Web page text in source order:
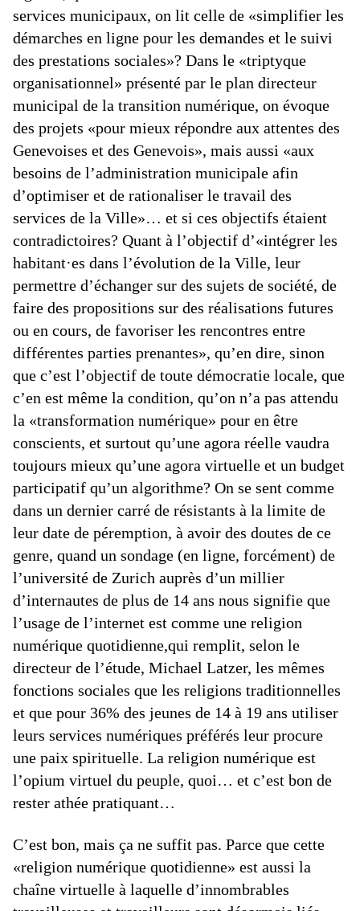
services municipaux, on lit celle de «simplifier les
démarches en ligne pour les demandes et le suivi
des prestations sociales»? Dans le «triptyque
organisationnel» présenté par le plan directeur
municipal de la transition numérique, on évoque
des projets «pour mieux répondre aux attentes des
Genevoises et des Genevois», mais aussi «aux
besoins de l’administration municipale afin
d’optimiser et de rationaliser le travail des
services de la Ville»… et si ces objectifs étaient
contradictoires? Quant à l’objectif d’«intégrer les
habitant·es dans l’évolution de la Ville, leur
permettre d’échanger sur des sujets de société, de
faire des propositions sur des réalisations futures
ou en cours, de favoriser les rencontres entre
différentes parties prenantes», qu’en dire, sinon
que c’est l’objectif de toute démocratie locale, que
c’en est même la condition, qu’on n’a pas attendu
la «transformation numérique» pour en être
conscients, et surtout qu’une agora réelle vaudra
toujours mieux qu’une agora virtuelle et un budget
participatif qu’un algorithme? On se sent comme
dans un dernier carré de résistants à la limite de
leur date de péremption, à avoir des doutes de ce
genre, quand un sondage (en ligne, forcément) de
l’université de Zurich auprès d’un millier
d’internautes de plus de 14 ans nous signifie que
l’usage de l’internet est comme une religion
numérique quotidienne,qui remplit, selon le
directeur de l’étude, Michael Latzer, les mêmes
fonctions sociales que les religions traditionnelles
et que pour 36% des jeunes de 14 à 19 ans utiliser
leurs services numériques préférés leur procure
une paix spirituelle. La religion numérique est
l’opium virtuel du peuple, quoi… et c’est bon de
rester athée pratiquant…
C’est bon, mais ça ne suffit pas. Parce que cette
«religion numérique quotidienne» est aussi la
chaîne virtuelle à laquelle d’innombrables